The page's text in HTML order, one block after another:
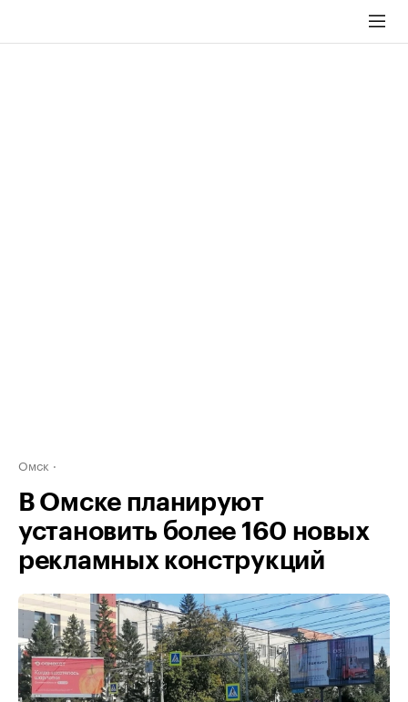
Омск
В Омске планируют
установить более 160 новых
рекламных конструкций